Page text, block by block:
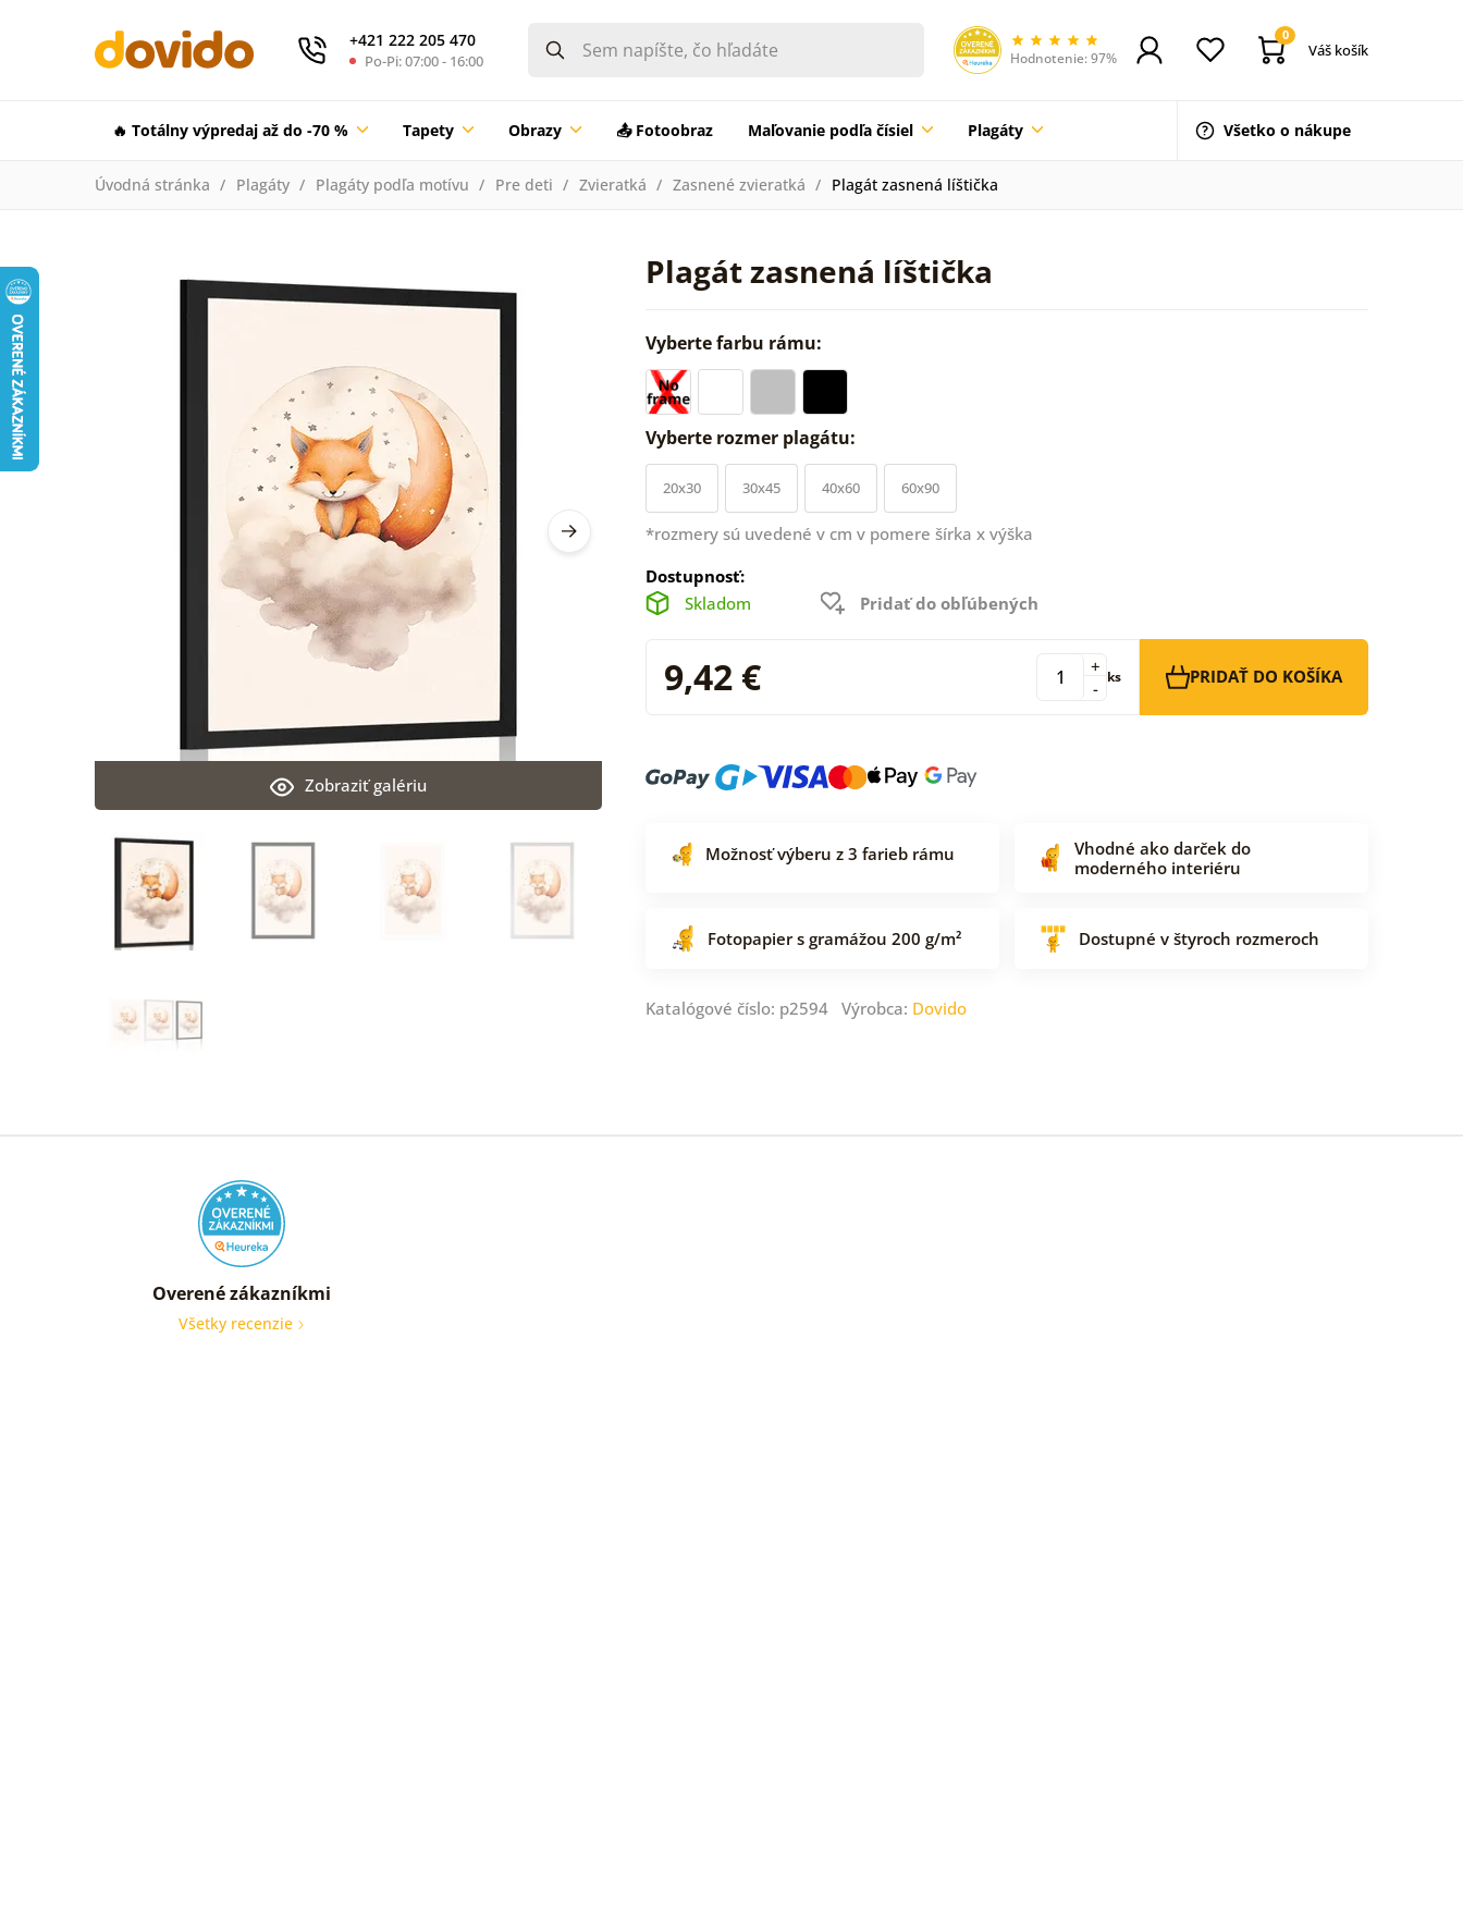
+421 222 205 470
Po-Pi: 07:00 - 16:00 Hodnotenie: 97%
0
Váš košík
🔥 Totálny výpredaj až do -70 % Tapety Obrazy 📤 Fotoobraz Maľovanie podľa čísiel Plagáty Všetko o nákupe
Úvodná stránka Plagáty Plagáty podľa motívu Pre deti Zvieratká Zasnené zvieratká Plagát zasnená líštička
Plagát zasnená líštička
Zobraziť galériu
Vyberte farbu rámu:
Vyberte rozmer plagátu:
20x30 30x45 40x60 60x90
*rozmery sú uvedené v cm v pomere šírka x výška
Dostupnosť:
Skladom
Pridať do obľúbených
9,42 € -
+ ks PRIDAŤ DO KOŠÍKA
Možnosť výberu z 3 farieb rámu
Vhodné ako darček do
moderného interiéru
Fotopapier s gramážou 200 g/m² Dostupné v štyroch rozmeroch
Katalógové číslo: p2594 Výrobca: Dovido
Overené zákazníkmi
Všetky recenzie